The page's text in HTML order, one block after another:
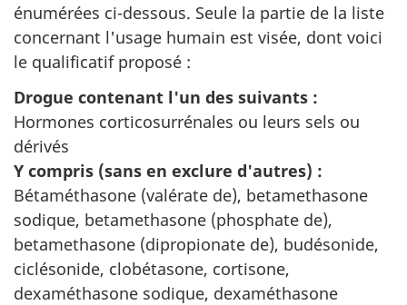
énumérées ci-dessous. Seule la partie de la liste
concernant l'usage humain est visée, dont voici
le qualificatif proposé :
Drogue contenant l'un des suivants :
Hormones corticosurrénales ou leurs sels ou
dérivés
Y compris (sans en exclure d'autres) :
Bétaméthasone (valérate de), betamethasone
sodique, betamethasone (phosphate de),
betamethasone (dipropionate de), budésonide,
ciclésonide, clobétasone, cortisone,
dexaméthasone sodique, dexaméthasone